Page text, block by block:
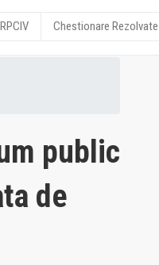
Chestionare Rezolvate
public
de